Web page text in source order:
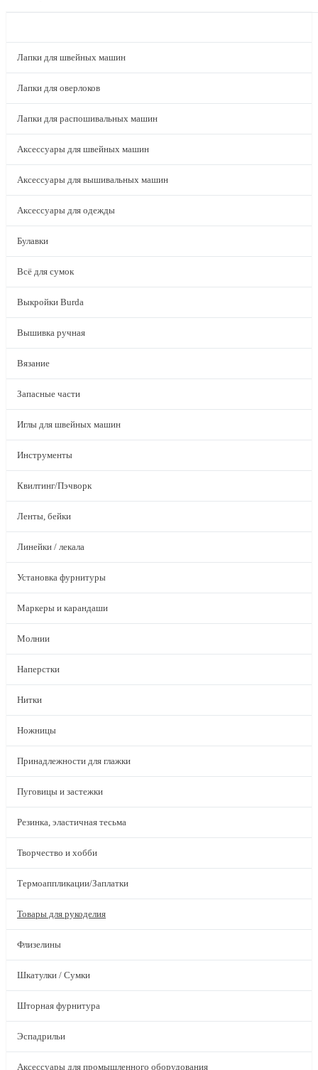
Лапки для швейных машин
Лапки для оверлоков
Лапки для распошивальных машин
Аксессуары для швейных машин
Аксессуары для вышивальных машин
Аксессуары для одежды
Булавки
Всё для сумок
Выкройки Burda
Вышивка ручная
Вязание
Запасные части
Иглы для швейных машин
Инструменты
Квилтинг/Пэчворк
Ленты, бейки
Линейки / лекала
Установка фурнитуры
Маркеры и карандаши
Молнии
Наперстки
Нитки
Ножницы
Принадлежности для глажки
Пуговицы и застежки
Резинка, эластичная тесьма
Творчество и хобби
Термоаппликации/Заплатки
Товары для рукоделия
Флизелины
Шкатулки / Сумки
Шторная фурнитура
Эспадрильи
Аксессуары для промышленного оборудования